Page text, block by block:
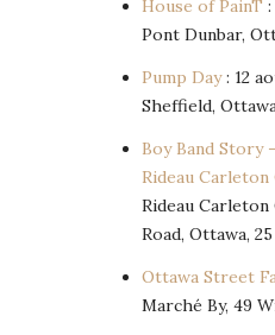
House of PainT
Pont Dunbar,
Pump Day: 12
Sheffield,
Boy Band Story
Rideau Carleton
Rideau Carleton
Road, Ottawa,
Ottawa Street
Marché By, 49